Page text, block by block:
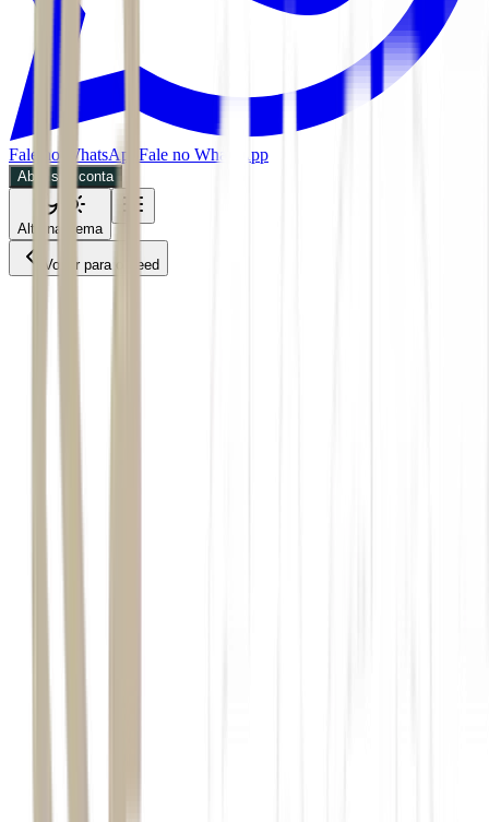
Fale no WhatsApp Fale no WhatsApp
Abra sua conta
Alternar tema
Voltar para o Feed